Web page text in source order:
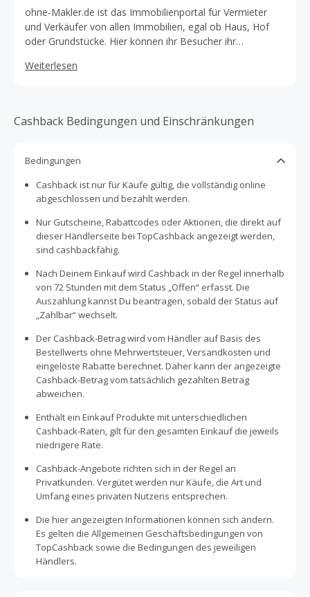
ohne-Makler.de ist das Immobilienportal für Vermieter
und Verkäufer von allen Immobilien, egal ob Haus, Hof
oder Grundstücke. Hier können ihr Besucher ihr
auf immobilienscout24, immowelt, immonet,
Weiterlesen
Cashback Bedingungen und Einschränkungen
Bedingungen
Cashback ist nur für Käufe gültig, die vollständig online
abgeschlossen und bezahlt werden.
Nur Gutscheine, Rabattcodes oder Aktionen, die direkt auf
dieser Händlerseite bei TopCashback angezeigt werden,
sind cashbackfähig.
Nach Deinem Einkauf wird Cashback in der Regel innerhalb
von 72 Stunden mit dem Status „Offen“ erfasst. Die
Auszahlung kannst Du beantragen, sobald der Status auf
„Zahlbar“ wechselt.
Der Cashback-Betrag wird vom Händler auf Basis des
Bestellwerts ohne Mehrwertsteuer, Versandkosten und
eingelöste Rabatte berechnet. Daher kann der angezeigte
Cashback-Betrag vom tatsächlich gezahlten Betrag
abweichen.
Enthält ein Einkauf Produkte mit unterschiedlichen
Cashback-Raten, gilt für den gesamten Einkauf die jeweils
niedrigere Rate.
Cashback-Angebote richten sich in der Regel an
Privatkunden. Vergütet werden nur Käufe, die Art und
Umfang eines privaten Nutzens entsprechen.
Die hier angezeigten Informationen können sich ändern.
Es gelten die Allgemeinen Geschäftsbedingungen von
TopCashback sowie die Bedingungen des jeweiligen
Händlers.